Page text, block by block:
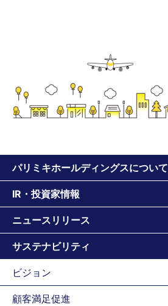
パリミキホールディングスについて
IR・投資家情報
ニュースリリース
サステナビリティ
ビジョン
顧客満足促進